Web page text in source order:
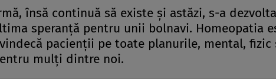
însă continuă să existe şi astăzi, s-a
speranţă pentru unii bolnavi. Homeopatia
pacienţii pe toate planurile, mental, fizic
mulţi dintre noi.